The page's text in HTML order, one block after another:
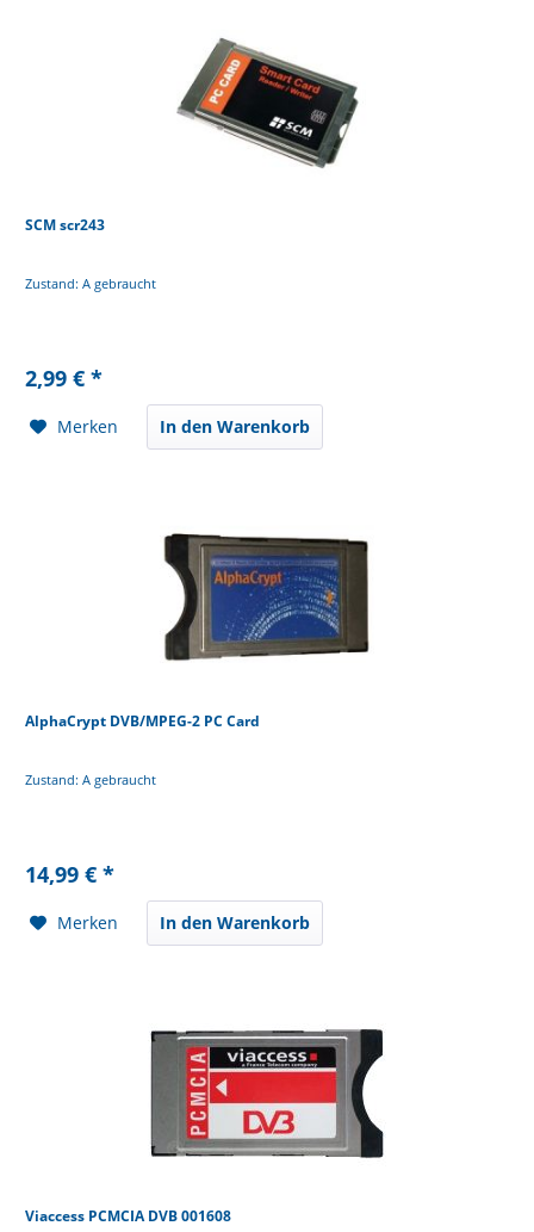
SCM scr243
Zustand: A gebraucht
2,99 € *
Merken In den Warenkorb
AlphaCrypt DVB/MPEG-2 PC Card
Zustand: A gebraucht
14,99 € *
Merken In den Warenkorb
Viaccess PCMCIA DVB 001608